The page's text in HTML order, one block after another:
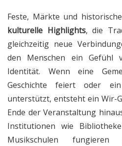
Feste, Märkte und
kulturelle Highlights, die
gleichzeitig neue
den Menschen ein Gefühl
Identität. Wenn eine
Geschichte feiert oder
unterstützt, entsteht ein Wir-
Ende der Veranstaltung
Institutionen wie
Musikschulen